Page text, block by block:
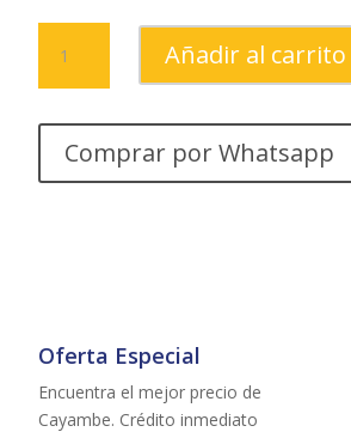
ASUS
VIVOBOOK
15
AMD
15.6"FHD-
FREEDOS+MOUSE
cantidad
Añadir al carrito
Comprar por Whatsapp
Oferta Especial
Encuentra el mejor precio de
Cayambe. Crédito inmediato